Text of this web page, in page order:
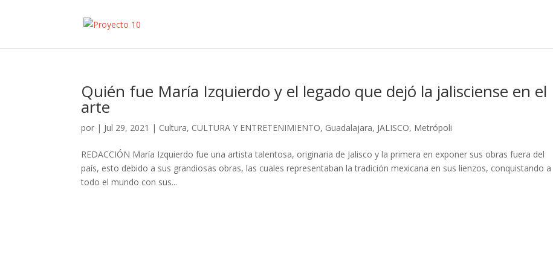
Quién fue María Izquierdo y el legado que dejó la jalisciense en el
arte
por | Jul 29, 2021 | Cultura, CULTURA Y ENTRETENIMIENTO, Guadalajara, JALISCO, Metrópoli
REDACCIÓN María Izquierdo fue una artista talentosa, originaria de Jalisco y la primera en exponer sus obras fuera del
país, esto debido a sus grandiosas obras, las cuales representaban la tradición mexicana en sus lienzos, conquistando a
todo el mundo con sus...